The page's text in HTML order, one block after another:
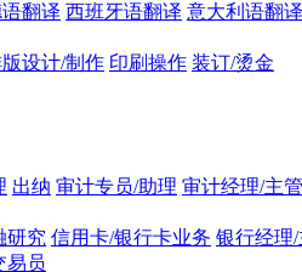
翻译 西班牙语翻译 意大利语翻译
设计/制作 印刷操作 装订/烫金
出纳 审计专员/助理 审计经理/主管
研究 信用卡/银行卡业务 银行经理
易员